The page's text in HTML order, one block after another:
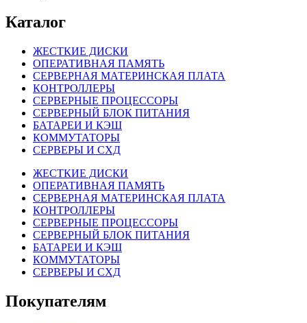
Каталог
ЖЕСТКИЕ ДИСКИ
ОПЕРАТИВНАЯ ПАМЯТЬ
СЕРВЕРНАЯ МАТЕРИНСКАЯ ПЛАТА
КОНТРОЛЛЕРЫ
СЕРВЕРНЫЕ ПРОЦЕССОРЫ
СЕРВЕРНЫЙ БЛОК ПИТАНИЯ
БАТАРЕИ И КЭШ
КОММУТАТОРЫ
СЕРВЕРЫ И СХД
ЖЕСТКИЕ ДИСКИ
ОПЕРАТИВНАЯ ПАМЯТЬ
СЕРВЕРНАЯ МАТЕРИНСКАЯ ПЛАТА
КОНТРОЛЛЕРЫ
СЕРВЕРНЫЕ ПРОЦЕССОРЫ
СЕРВЕРНЫЙ БЛОК ПИТАНИЯ
БАТАРЕИ И КЭШ
КОММУТАТОРЫ
СЕРВЕРЫ И СХД
Покупателям